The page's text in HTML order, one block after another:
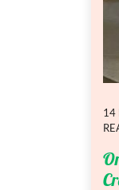
OP
14